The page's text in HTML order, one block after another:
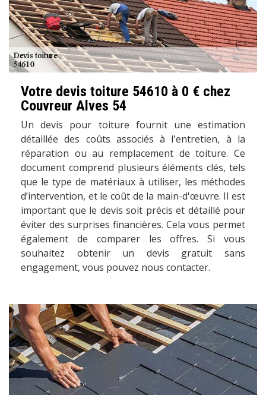
Votre devis toiture 54610 à 0 € chez
Couvreur Alves 54
Un devis pour toiture fournit une estimation
détaillée des coûts associés à l'entretien, à la
réparation ou au remplacement de toiture. Ce
document comprend plusieurs éléments clés, tels
que le type de matériaux à utiliser, les méthodes
d’intervention, et le coût de la main-d'œuvre. Il est
important que le devis soit précis et détaillé pour
éviter des surprises financières. Cela vous permet
également de comparer les offres. Si vous
souhaitez obtenir un devis gratuit sans
engagement, vous pouvez nous contacter.